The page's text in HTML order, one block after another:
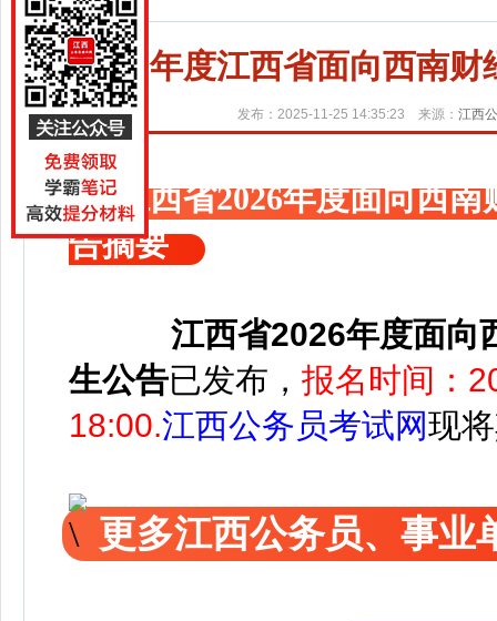
2026年度江西省面向西南
发布：2025-11-25 14:35:23 来源： 江西
江西省2026年度面向西
告摘要
江西省2026年度面向
生公告已发布， 报名时间：
18:00.江西公务员考试网现
更多江西公务员、事业